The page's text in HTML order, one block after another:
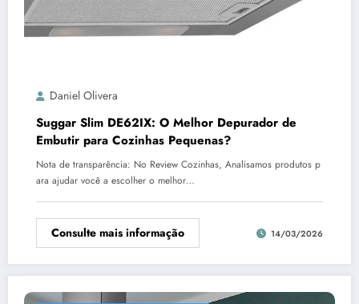
Daniel Olivera
Suggar Slim DE62IX: O Melhor Depurador de
Embutir para Cozinhas Pequenas?
Nota de transparência: No Review Cozinhas, Analisamos produtos p
ara ajudar você a escolher o melhor…
Consulte mais informação 14/03/2026